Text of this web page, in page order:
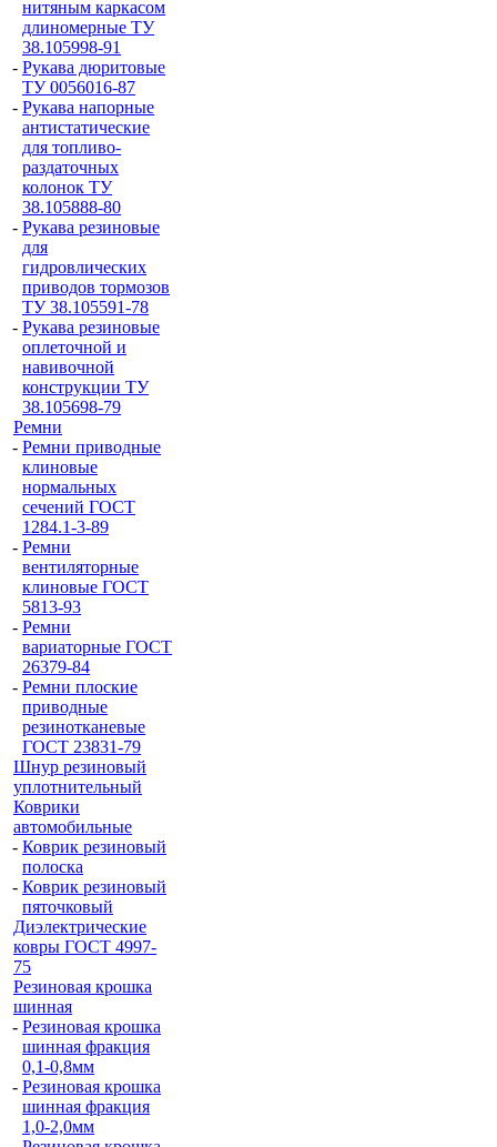
нитяным каркасом
длиномерные ТУ
38.105998-91
- Рукава дюритовые
ТУ 0056016-87
- Рукава напорные
антистатические
для топливо-
раздаточных
колонок ТУ
38.105888-80
- Рукава резиновые
для
гидровлических
приводов тормозов
ТУ 38.105591-78
- Рукава резиновые
оплеточной и
навивочной
конструкции ТУ
38.105698-79
Ремни
- Ремни приводные
клиновые
нормальных
сечений ГОСТ
1284.1-3-89
- Ремни
вентиляторные
клиновые ГОСТ
5813-93
- Ремни
вариаторные ГОСТ
26379-84
- Ремни плоские
приводные
резинотканевые
ГОСТ 23831-79
Шнур резиновый
уплотнительный
Коврики
автомобильные
- Коврик резиновый
полоска
- Коврик резиновый
пяточковый
Диэлектрические
ковры ГОСТ 4997-
75
Резиновая крошка
шинная
- Резиновая крошка
шинная фракция
0,1-0,8мм
- Резиновая крошка
шинная фракция
1,0-2,0мм